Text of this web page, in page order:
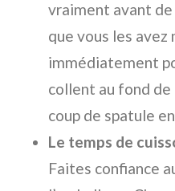
vraiment avant
que vous les avez
immédiatement
collent au fond
coup de spatule
Le temps de
Faites confiance